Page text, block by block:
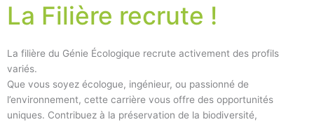
La Filière recrute !
La filière du Génie Écologique recrute activement des profils
variés.
Que vous soyez écologue, ingénieur, ou passionné de
l’environnement, cette carrière vous offre des opportunités
uniques. Contribuez à la préservation de la biodiversité,